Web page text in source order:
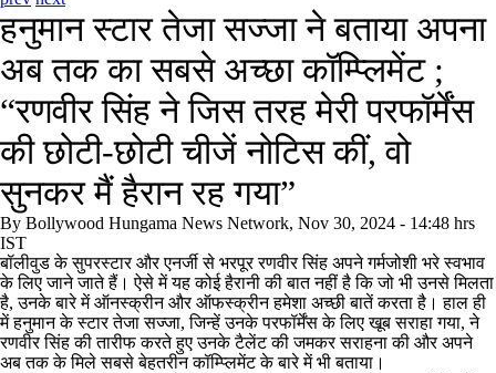
हनुमान स्टार तेजा सज्जा ने बताया अपना
अब तक का सबसे अच्छा कॉम्प्लिमेंट ;
“रणवीर सिंह ने जिस तरह मेरी परफॉर्मेंस
की छोटी-छोटी चीजें नोटिस कीं, वो
सुनकर मैं हैरान रह गया”
By Bollywood Hungama News Network, Nov 30, 2024 - 14:48 hrs
IST
बॉलीवुड के सुपरस्टार और एनर्जी से भरपूर रणवीर सिंह अपने गर्मजोशी भरे स्वभाव
के लिए जाने जाते हैं। ऐसे में यह कोई हैरानी की बात नहीं है कि जो भी उनसे मिलता
है, उनके बारे में ऑनस्क्रीन और ऑफस्क्रीन हमेशा अच्छी बातें करता है। हाल ही
में हनुमान के स्टार तेजा सज्जा, जिन्हें उनके परफॉर्मेंस के लिए खूब सराहा गया, ने
रणवीर सिंह की तारीफ करते हुए उनके टैलेंट की जमकर सराहना की और अपने
अब तक के मिले सबसे बेहतरीन कॉम्प्लिमेंट के बारे में भी बताया।